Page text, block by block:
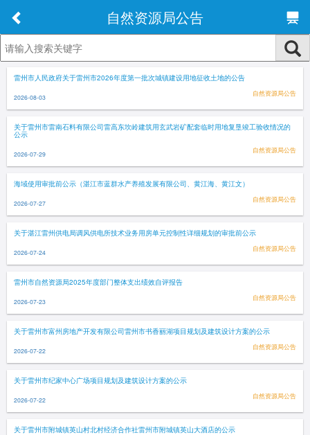
自然资源局公告
雷州市人民政府关于雷州市2026年度第一批次城镇建设用地征收土地的公告
2026-08-03 自然资源局公告
关于雷州市雷南石料有限公司雷高东坎岭建筑用玄武岩矿配套临时用地复垦竣工验收情况的
公示
2026-07-29 自然资源局公告
海域使用审批前公示（湛江市蓝群水产养殖发展有限公司、黄江海、黄江文）
2026-07-27 自然资源局公告
关于湛江雷州供电局调风供电所技术业务用房单元控制性详细规划的审批前公示
2026-07-24 自然资源局公告
雷州市自然资源局2025年度部门整体支出绩效自评报告
2026-07-23 自然资源局公告
关于雷州市富州房地产开发有限公司雷州市书香丽湖项目规划及建筑设计方案的公示
2026-07-22 自然资源局公告
关于雷州市纪家中心广场项目规划及建筑设计方案的公示
2026-07-22 自然资源局公告
关于雷州市附城镇英山村北村经济合作社雷州市附城镇英山大酒店的公示